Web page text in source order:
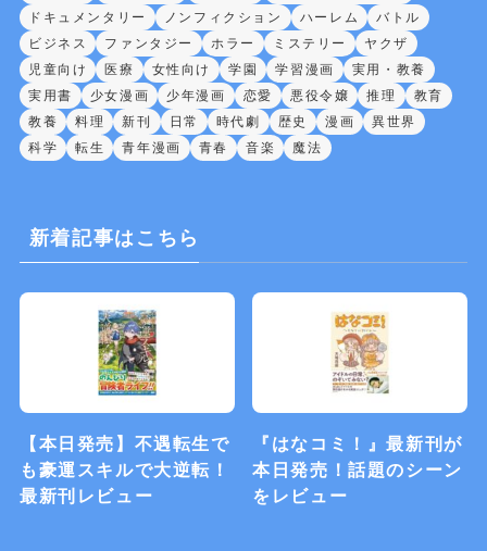
ドキュメンタリー
ノンフィクション ハーレム
バトル
ビジネス
ファンタジー ホラー ミステリー
ヤクザ
児童向け
医療 女性向け 学園 学習漫画
実用・教養
実用書
少女漫画 少年漫画 恋愛 悪役令嬢 推理
教育
教養
料理 新刊 日常 時代劇 歴史 漫画
異世界
科学
転生 青年漫画 青春 音楽 魔法
新着記事はこちら
【本日発売】不遇転生で
も豪運スキルで大逆転！
最新刊レビュー
『はなコミ！』最新刊が
本日発売！話題のシーン
をレビュー